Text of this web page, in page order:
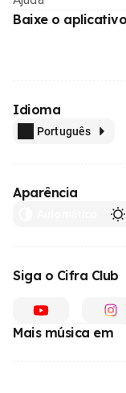
Baixe o aplicativo
Idioma
Português
Aparência
Siga o Cifra Club
Mais música em